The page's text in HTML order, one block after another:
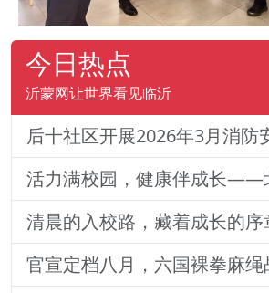
今日热点
沂蒙网让世界看见临沂
后十社区开展2026年3月消防
清晨的入校路，藏着成长的序